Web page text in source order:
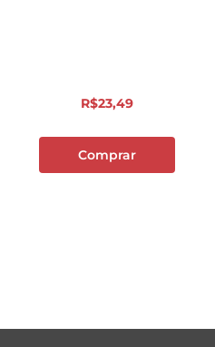
R$23,49
Comprar